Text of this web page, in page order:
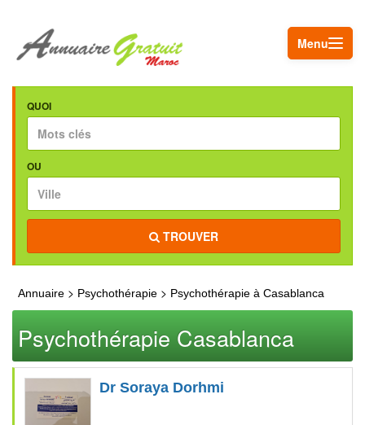
Menu
QUOI
OU
TROUVER
Annuaire > Psychothérapie > Psychothérapie à Casablanca
Psychothérapie Casablanca
Dr Soraya Dorhmi